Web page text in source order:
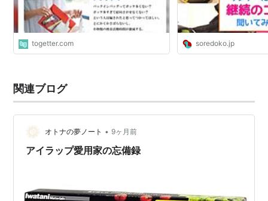
togetter.com soredoko.jp
関連ブログ
オトナの夢ノート • 9ヶ月前
アイラップ愛用家の忘備録